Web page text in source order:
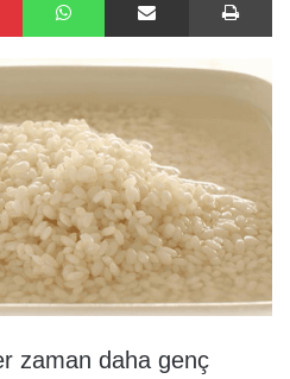
zaman daha genç